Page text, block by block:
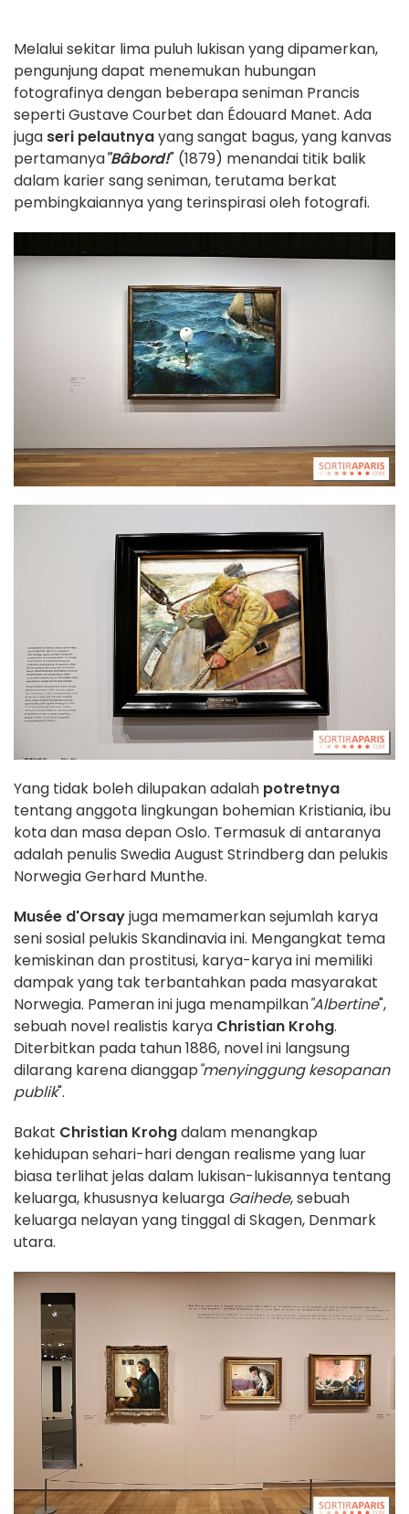
Melalui sekitar lima puluh lukisan yang dipamerkan,
pengunjung dapat menemukan hubungan
fotografinya dengan beberapa seniman Prancis
seperti Gustave Courbet dan Édouard Manet. Ada
juga seri pelautnyayang sangat bagus, yang kanvas
pertamanya"Bâbord!" (1879) menandai titik balik
dalam karier sang seniman, terutama berkat
pembingkaiannya yang terinspirasi oleh fotografi.
Yang tidak boleh dilupakan adalah potretnya
tentang anggota lingkungan bohemian Kristiania, ibu
kota dan masa depan Oslo. Termasuk di antaranya
adalah penulis Swedia August Strindberg dan pelukis
Norwegia Gerhard Munthe.
Musée d'Orsayjuga memamerkan sejumlah karya
seni sosial pelukis Skandinavia ini. Mengangkat tema
kemiskinan dan prostitusi, karya-karya ini memiliki
dampak yang tak terbantahkan pada masyarakat
Norwegia. Pameran ini juga menampilkan"Albertine",
sebuah novel realistis karya Christian Krohg.
Diterbitkan pada tahun 1886, novel ini langsung
dilarang karena dianggap"menyinggung kesopanan
publik".
Bakat Christian Krohgdalam menangkap
kehidupan sehari-hari dengan realisme yang luar
biasa terlihat jelas dalam lukisan-lukisannya tentang
keluarga, khususnya keluarga Gaihede, sebuah
keluarga nelayan yang tinggal di Skagen, Denmark
utara.